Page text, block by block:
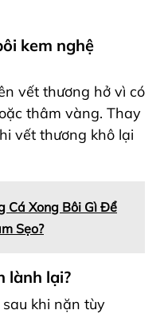
kem nghệ
vết thương hở vì có
thâm vàng. Thay
vết thương khô lại
Cá Xong Bôi Gì Để
Sẹo?
lành lại?
khi nặn tùy